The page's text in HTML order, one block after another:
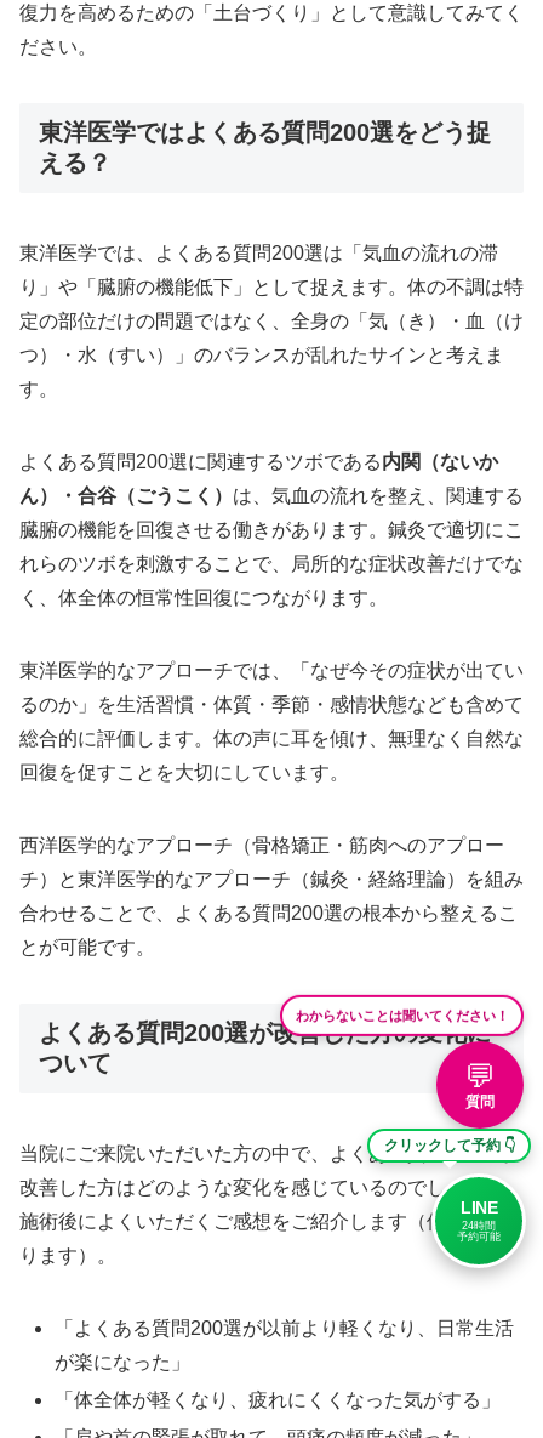
復力を高めるための「土台づくり」として意識してみてく
ださい。
東洋医学ではよくある質問200選をどう捉
える？
東洋医学では、よくある質問200選は「気血の流れの滞
り」や「臓腑の機能低下」として捉えます。体の不調は特
定の部位だけの問題ではなく、全身の「気（き）・血（け
つ）・水（すい）」のバランスが乱れたサインと考えま
す。
よくある質問200選に関連するツボである内関（ないか
ん）・合谷（ごうこく） は、気血の流れを整え、関連する
臓腑の機能を回復させる働きがあります。鍼灸で適切にこ
れらのツボを刺激することで、局所的な症状改善だけでな
く、体全体の恒常性回復につながります。
東洋医学的なアプローチでは、「なぜ今その症状が出てい
るのか」を生活習慣・体質・季節・感情状態なども含めて
総合的に評価します。体の声に耳を傾け、無理なく自然な
回復を促すことを大切にしています。
西洋医学的なアプローチ（骨格矯正・筋肉へのアプロー
チ）と東洋医学的なアプローチ（鍼灸・経絡理論）を組み
合わせることで、よくある質問200選の根本から整えるこ
とが可能です。
よくある質問200選が改善した方の変化に
ついて
当院にご来院いただいた方の中で、よくある質問200選が
改善した方はどのような変化を感じているのでしょうか。
施術後によくいただくご感想をご紹介します（個人差があ
ります）。
「よくある質問200選が以前より軽くなり、日常生活
が楽になった」
「体全体が軽くなり、疲れにくくなった気がする」
わからないことは聞いてください！
💬
質問
クリックして予約 👇
LINE
24時間
予約可能